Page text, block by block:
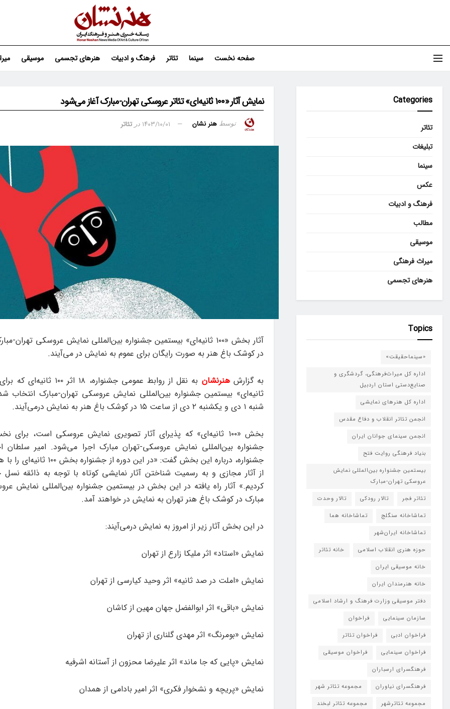
صفحه نخست سینما تئاتر فرهنگ و ادبیات هنرهای تجسمی موسیقی
نمایش آثار «۱۰۰ ثانیه‌ای» تئاتر عروسکی تهران-مبارک آغاز می‌شود
توسط هنر نشان ۱۴۰۳/۱۰/۰۱ در تئاتر
در کوشک باغ هنر به صورت رایگان برای عموم به نمایش در می‌آیند.
به گزارشهنرنشان
ثانیه‌ای» بیستمین جشنواره بین‌المللی نمایش عروسکی تهران-مبارک انتخاب
شنبه ۱ دی‌ و یکشنبه ۲ دی‌ از ساعت ۱۵ در کوشک باغ هنر به نمایش درمی‌آیند.
بخش «۱۰۰ ثانیه‌ای» که پذیرای آثار تصویری نمایش عروسکی است، برای
جشنواره بین‌المللی نمایش عروسکی-تهران مبارک اجرا می‌شود. امیر سلطان
جشنواره، درباره این بخش گفت: «در این دوره
از آثار مجازی و به رسمیت شناختن آثار نمایشی کوتاه با توجه به ذائقه نسل
کردیم.» آثار راه یافته در این بخش در بیستمین جشنواره بین‌المللی نمایش
مبارک در کوشک باغ هنر تهران به نمایش در خواهند آمد.
در این بخش آثار زیر از امروز به نمایش درمی‌آیند:
نمایش «استاد» اثر ملیکا زارع از تهران
نمایش «املت در صد ثانیه» اثر وحید کیارسی از تهران
نمایش «باقی» اثر ابوالفضل جهان مهین از کاشان
نمایش «بومرنگ» اثر مهدی گلناری از تهران
نمایش «پایی که جا ماند» اثر علیرضا محزون از آستانه اشرفیه
نمایش «پریچه و نشخوار فکری» اثر امیر بادامی از همدان
Categories
تئاتر
تبلیغات
سینما
عکس
فرهنگ و ادبیات
مطالب
موسیقی
میراث فرهنگی
هنرهای تجسمی
Topics
«سینماحقیقت»
اداره کل میراث‌فرهنگی، گردشگری و
صنایع‌دستی استان اردبیل
اداره کل هنرهای نمایشی
انجمن تئاتر انقلاب و دفاع مقدس
انجمن سینمای جوانان ایران
بنیاد فرهنگی روایت فتح
بیستمین جشنواره بین‌المللی نمایش
عروسکی تهران-مبارک
تئاتر فجر
تالار رودکی
تالار وحدت
تماشاخانه سنگلج
تماشاخانه هما
تماشاخانه‌ ایران‌شهر
حوزه هنری انقلاب اسلامی
خانه تئاتر
خانه موسیقی ایران
خانه هنرمندان ایران
دفتر موسیقی وزارت فرهنگ و ارشاد اسلامی
سازمان سینمایی
فراخوان
فراخوان ادبی
فراخوان تئاتر
فراخوان سینمایی
فراخوان موسیقی
فرهنگسرای ارسباران
فرهنگسرای نیاوران
مجموعه تئاتر شهر
مجموعه تئاترشهر
مجموعه تئاتر لبخند